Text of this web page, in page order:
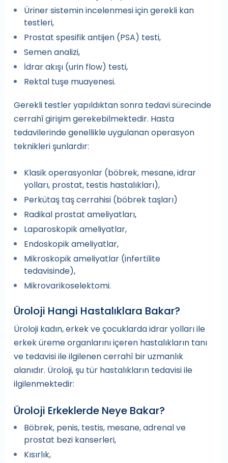
Üriner sistemin incelenmesi için gerekli kan
testleri,
Prostat spesifik antijen (PSA) testi,
Semen analizi,
İdrar akışı (urin flow) testi,
Rektal tuşe muayenesi.
Gerekli testler yapıldıktan sonra tedavi sürecinde
cerrahî girişim gerekebilmektedir. Hasta
tedavilerinde genellikle uygulanan operasyon
teknikleri şunlardır:
Klasik operasyonlar (böbrek, mesane, idrar
yolları, prostat, testis hastalıkları),
Perkütaş taş cerrahisi (böbrek taşları)
Radikal prostat ameliyatları,
Laparoskopik ameliyatlar,
Endoskopik ameliyatlar,
Mikroskopik ameliyatlar (infertilite
tedavisinde),
Mikrovarikoselektomi.
Üroloji Hangi Hastalıklara Bakar?
Üroloji kadın, erkek ve çocuklarda idrar yolları ile
erkek üreme organlarını içeren hastalıkların tanı
ve tedavisi ile ilgilenen cerrahî bir uzmanlık
alanıdır. Üroloji, şu tür hastalıkların tedavisi ile
ilgilenmektedir:
Üroloji Erkeklerde Neye Bakar?
Böbrek, penis, testis, mesane, adrenal ve
prostat bezi kanserleri,
Kısırlık,